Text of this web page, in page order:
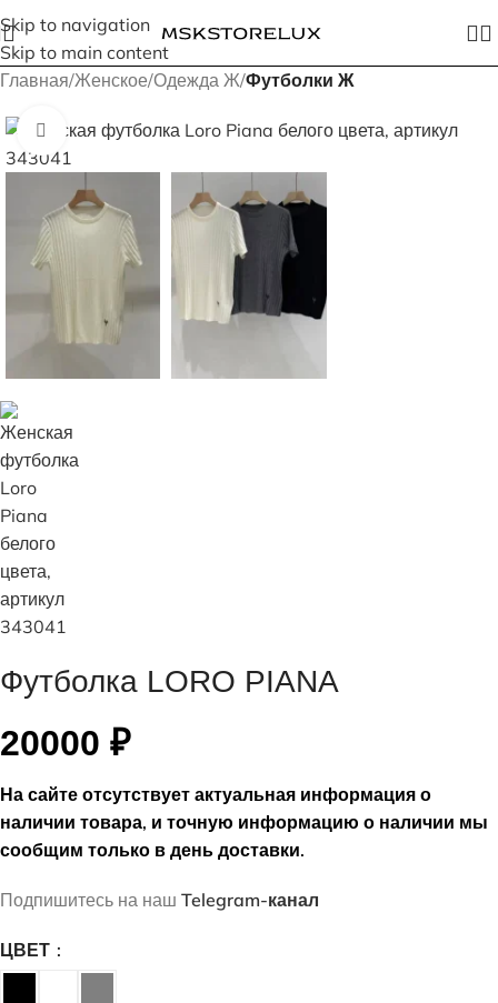
Skip to navigation
Skip to main content
Главная Женское Одежда Ж Футболки Ж
Увеличить изображение
Футболка LORO PIANA
20000 ₽
На сайте отсутствует актуальная информация о
наличии товара, и точную информацию о наличии мы
сообщим только в день доставки.
Подпишитесь на наш Telegram-канал
ЦВЕТ